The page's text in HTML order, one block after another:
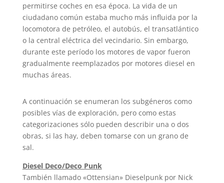
permitirse coches en esa época. La vida de un
ciudadano común estaba mucho más influida por la
locomotora de petróleo, el autobús, el transatlántico
o la central eléctrica del vecindario. Sin embargo,
durante este período los motores de vapor fueron
gradualmente reemplazados por motores diesel en
muchas áreas.
A continuación se enumeran los subgéneros como
posibles vías de exploración, pero como estas
categorizaciones sólo pueden describir una o dos
obras, si las hay, deben tomarse con un grano de
sal.
Diesel Deco/Deco Punk
También llamado «Ottensian» Dieselpunk por Nick